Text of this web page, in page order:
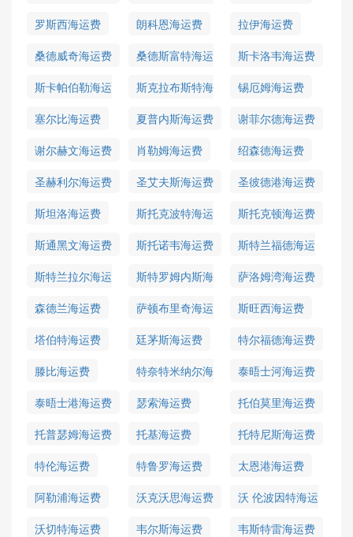
运费
罗斯西海运费
朗科恩海运费
拉伊海运费
桑德威奇海运费
桑德斯富特海运
费
斯卡洛韦海运费
斯卡帕伯勒海运
斯克拉布斯特海
运费
锡厄姆海运费
塞尔比海运费
夏普内斯海运费
谢菲尔德海运费
谢尔赫文海运费
肖勒姆海运费
绍森德海运费
圣赫利尔海运费
圣艾夫斯海运费
圣彼德港海运费
斯坦洛海运费
斯托克波特海运
费
斯托克顿海运费
斯通黑文海运费
斯托诺韦海运费
斯特兰福德海运
费
斯特兰拉尔海运
斯特罗姆内斯海
运费
萨洛姆湾海运费
森德兰海运费
萨顿布里奇海运
斯旺西海运费
塔伯特海运费
廷茅斯海运费
特尔福德海运费
滕比海运费
特奈特米纳尔海
泰晤士河海运费
泰晤士港海运费
瑟索海运费
托伯莫里海运费
托普瑟姆海运费
托基海运费
托特尼斯海运费
特伦海运费
特鲁罗海运费
太恩港海运费
阿勒浦海运费
沃克沃思海运费
沃 伦波因特海运
沃切特海运费 韦尔斯海运费
韦斯特雷海运费